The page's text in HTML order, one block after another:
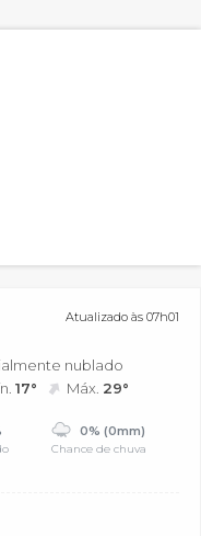
Atualizado às 07h01
nublado
17° Máx. 29°
0% (0mm)
Chance de chuva